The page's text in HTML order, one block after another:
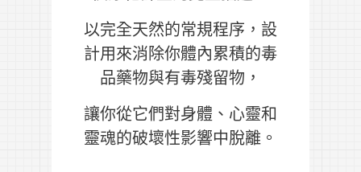
以完全天然的常規程序，設
計用來消除你體內累積的毒
品藥物與有毒殘留物，
讓你從它們對身體、心靈和
靈魂的破壞性影響中脫離。